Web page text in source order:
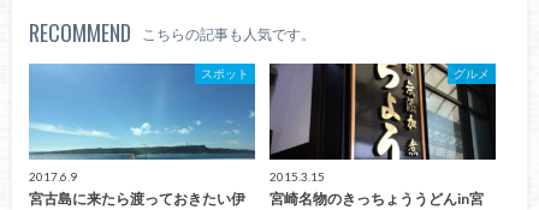
RECOMMEND こちらの記事も人気です。
スポット
2017.6.9
宮古島に来たら渡っておきたい伊
グルメ
2015.3.15
宮崎名物のきっちょううどんin宮